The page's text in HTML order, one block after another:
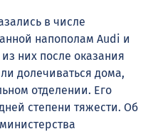
в числе
напополам Audi и
них после оказания
долечиваться дома,
отделении. Его
степени тяжести. Об